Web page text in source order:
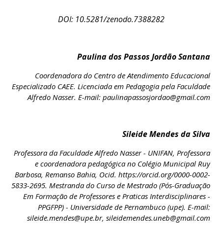
DOI: 10.5281/zenodo.7388282
Paulina dos Passos Jordão Santana
Coordenadora do Centro de Atendimento Educacional
Especializado CAEE. Licenciada em Pedagogia pela Faculdade
Alfredo Nasser. E-mail: paulinapassosjordao@gmail.com
Sileide Mendes da Silva
Professora da Faculdade Alfredo Nasser - UNIFAN, Professora
e coordenadora pedagógica no Colégio Municipal Ruy
Barbosa, Remanso Bahia, Ocid. https://orcid.org/0000-0002-
5833-2695. Mestranda do Curso de Mestrado (Pós-Graduação
Em Formação de Professores e Praticas Interdisciplinares -
PPGFPP) - Universidade de Pernambuco (upe). E-mail:
sileide.mendes@upe.br, sileidemendes.uneb@gmail.com